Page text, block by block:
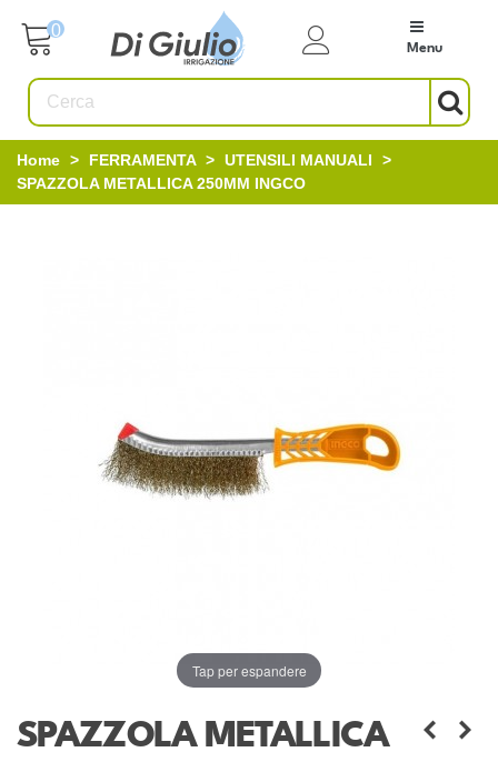
0
Menu
Home > FERRAMENTA > UTENSILI MANUALI
>
SPAZZOLA METALLICA 250MM INGCO
Tap per espandere
SPAZZOLA METALLICA